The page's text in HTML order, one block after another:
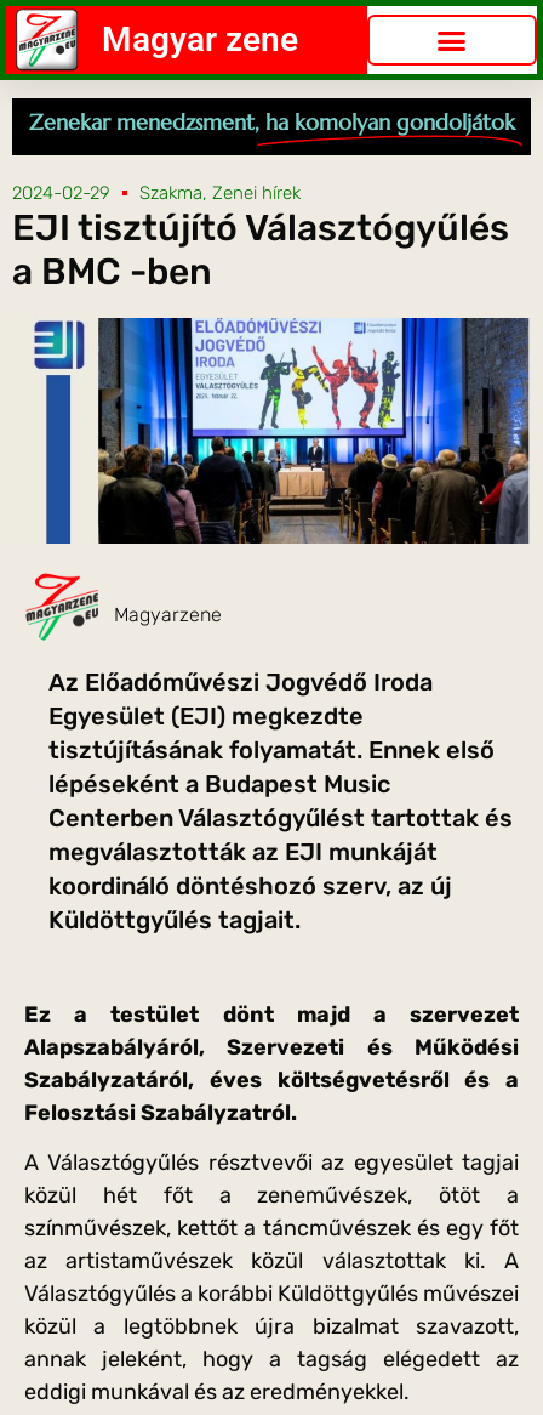
Magyar zene
Zenekar menedzsment, ha komolyan gondoljátok
2024-02-29 Szakma, Zenei hírek
EJI tisztújító Választógyűlés
a BMC -ben
Magyarzene
Az Előadóművészi Jogvédő Iroda
Egyesület (EJI) megkezdte
tisztújításának folyamatát. Ennek első
lépéseként a Budapest Music
Centerben Választógyűlést tartottak és
megválasztották az EJI munkáját
koordináló döntéshozó szerv, az új
Küldöttgyűlés tagjait.
Ez a testület dönt majd a szervezet
Alapszabályáról, Szervezeti és Működési
Szabályzatáról, éves költségvetésről és a
Felosztási Szabályzatról.
A Választógyűlés résztvevői az egyesület tagjai
közül hét főt a zeneművészek, ötöt a
színművészek, kettőt a táncművészek és egy főt
az artistaművészek közül választottak ki. A
Választógyűlés a korábbi Küldöttgyűlés művészei
közül a legtöbbnek újra bizalmat szavazott,
annak jeleként, hogy a tagság elégedett az
eddigi munkával és az eredményekkel.